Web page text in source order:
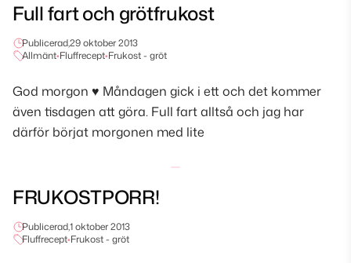
Full fart och grötfrukost
Publicerad,29 oktober 2013
Allmänt•Fluffrecept•Frukost - gröt
God morgon ♥ Måndagen gick i ett och det kommer
även tisdagen att göra. Full fart alltså och jag har
därför börjat morgonen med lite
FRUKOSTPORR!
Publicerad,1 oktober 2013
Fluffrecept•Frukost - gröt